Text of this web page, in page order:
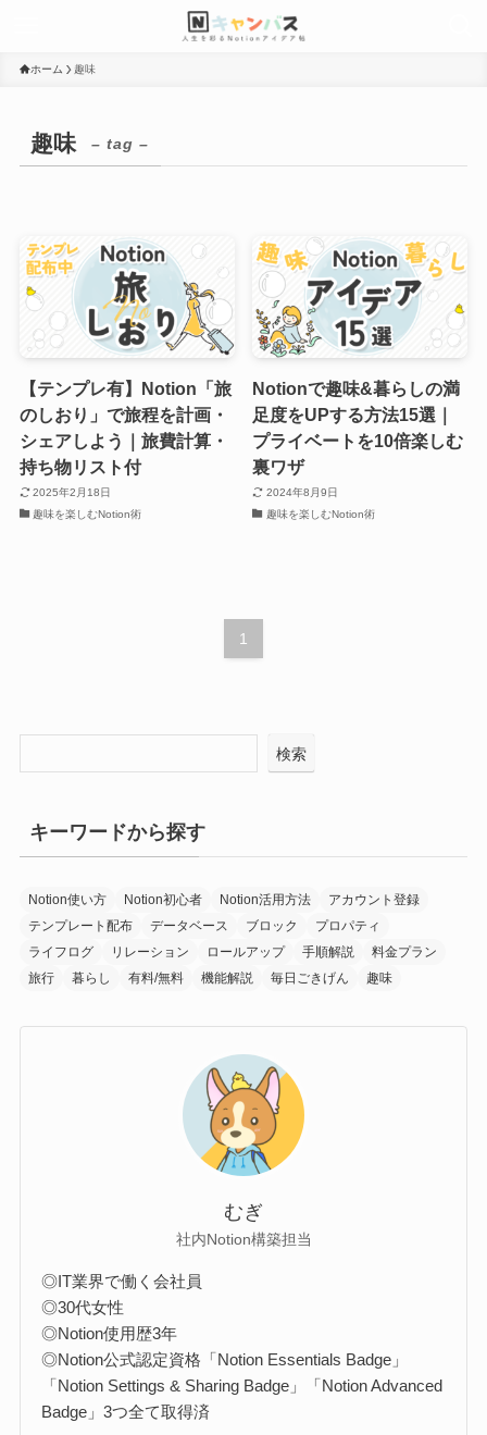
ホーム 趣味
趣味 – tag –
【テンプレ有】Notion「旅
のしおり」で旅程を計画・
シェアしよう｜旅費計算・
持ち物リスト付
2025年2月18日
趣味を楽しむNotion術
Notionで趣味&暮らしの満
足度をUPする方法15選｜
プライベートを10倍楽しむ
裏ワザ
2024年8月9日
趣味を楽しむNotion術
1
検索
キーワードから探す
Notion使い方 Notion初心者 Notion活用方法
アカウント登録
テンプレート配布
データベース ブロック
プロパティ
ライフログ
リレーション ロールアップ 手順解説
料金プラン
旅行
暮らし 有料/無料 機能解説 毎日ごきげん 趣味
むぎ
社内Notion構築担当
◎IT業界で働く会社員
◎30代女性
◎Notion使用歴3年
◎Notion公式認定資格「Notion Essentials Badge」
「Notion Settings & Sharing Badge」「Notion Advanced
Badge」3つ全て取得済